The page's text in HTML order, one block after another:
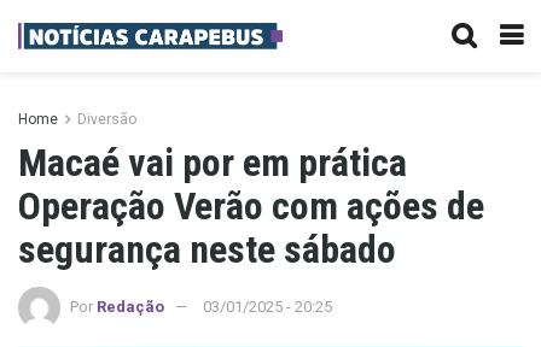
Home Diversão
Macaé vai por em prática
Operação Verão com ações de
segurança neste sábado
Por Redação 03/01/2025 - 20:25